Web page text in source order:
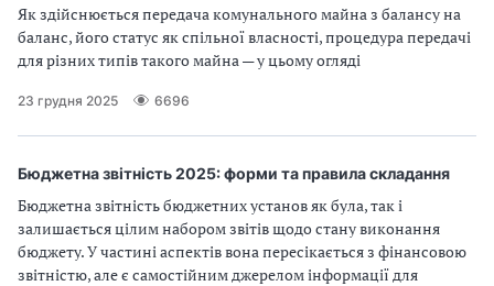
Як здійснюється передача комунального майна з балансу на
баланс, його статус як спільної власності, процедура передачі
для різних типів такого майна — у цьому огляді
23 грудня 2025 6696
Бюджетна звітність 2025: форми та правила складання
Бюджетна звітність бюджетних установ як була, так і
залишається цілим набором звітів щодо стану виконання
бюджету. У частині аспектів вона пересікається з фінансовою
звітністю, але є самостійним джерелом інформації для